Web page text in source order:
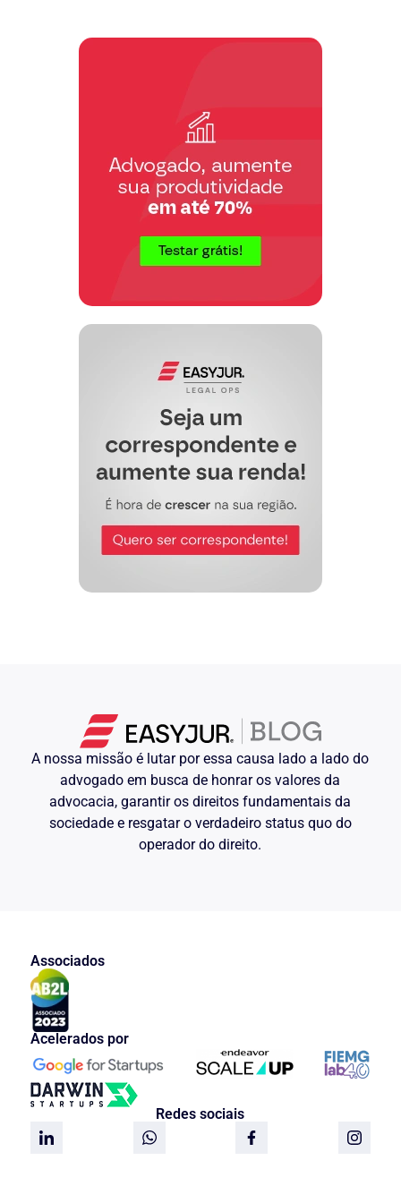
Requer ainda, que a autoridade coatora
Pede a concessão da Assistência
Judiciária Gratuita ao Impetrante, uma
vez que o mesmo não possui renda para
arcar com as custas do processo (cf. Art.
98 e ss. Do CPC/2015).
Atribui-se à causa o valor de R$
Pede deferimento.
[Local] [data]
__________________________________
[Nome Advogado] – [OAB] [UF].
A nossa missão é lutar por essa causa lado a lado do
advogado em busca de honrar os valores da
advocacia, garantir os direitos fundamentais da
sociedade e resgatar o verdadeiro status quo do
operador do direito.
Associados
Acelerados por
Redes sociais